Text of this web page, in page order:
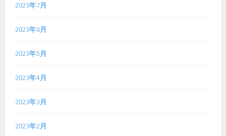
2023年7月
2023年6月
2023年5月
2023年4月
2023年3月
2023年2月